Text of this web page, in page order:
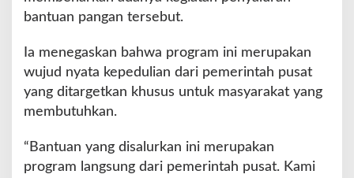
bantuan pangan tersebut.
Ia menegaskan bahwa program ini merupakan
wujud nyata kepedulian dari pemerintah pusat
yang ditargetkan khusus untuk masyarakat yang
membutuhkan.
“Bantuan yang disalurkan ini merupakan
program langsung dari pemerintah pusat. Kami